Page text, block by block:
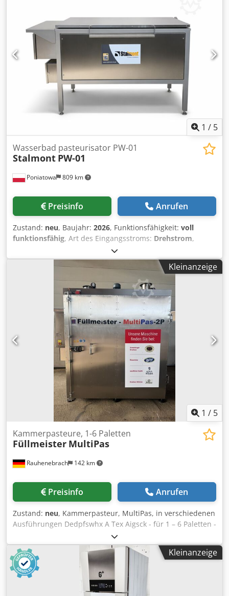
programmierbar Läuft vorführbereit.
1 / 5
Poniatowa 809 km
Wasserbad pasteurisator PW-01
Stalmont PW-01
Preisinfo Anrufen
Zustand: neu, Baujahr: 2026, Funktionsfähigkeit: voll
funktionsfähig, Art des Eingangsstroms: Drehstrom,
, Eingangsspannung:
Temperatur:90 °C, Fassungsvermögen des Behälters:140
, Höheneinstelltyp: mechanisch, Der Wasserbad
pasteurisator PW-01 ist ein Gerät zur thermischen
Behandlung von Produkten in Glas- oder PET-
Verpackungen. Technische Daten: Materialausführung:
Edelstahl AISI 304 Versorgungsspannung: 400 V
Anschlussleistung: 12 kW Leistung der elektrischen
Heizelemente: 12 kW (2 × 6 kW) Temperatureinstellung
über Regler (Mikster) Produkttemperatursensor 4
Chargenkörbe Abmessungen: 240 × 386 × 340 mm
Isolierter Behälter Behältervolumen: 200 l Dcodotyvvmspfx
Aigok Anzahl der Chargenkörbe: 4 Abmessungen des
Korbes: 240 × 386 × 340 mm (Höhe)
Kleinanzeige
1 / 5
Rauhenebrach 142 km
Kammerpasteure, 1-6 Paletten
Füllmeister MultiPas
Preisinfo Anrufen
Zustand: neu, Kammerpasteur, MultiPas, in verschiedenen
Ausführungen Dedpfswhx A Tex Aigsck - für 1 – 6 Paletten -
für Getränke mit und ohne CO2 - mit Flügeltür oder
Hubtüre Fragen Sie gerne bei uns mit Ihren Vorgaben an!
Kleinanzeige